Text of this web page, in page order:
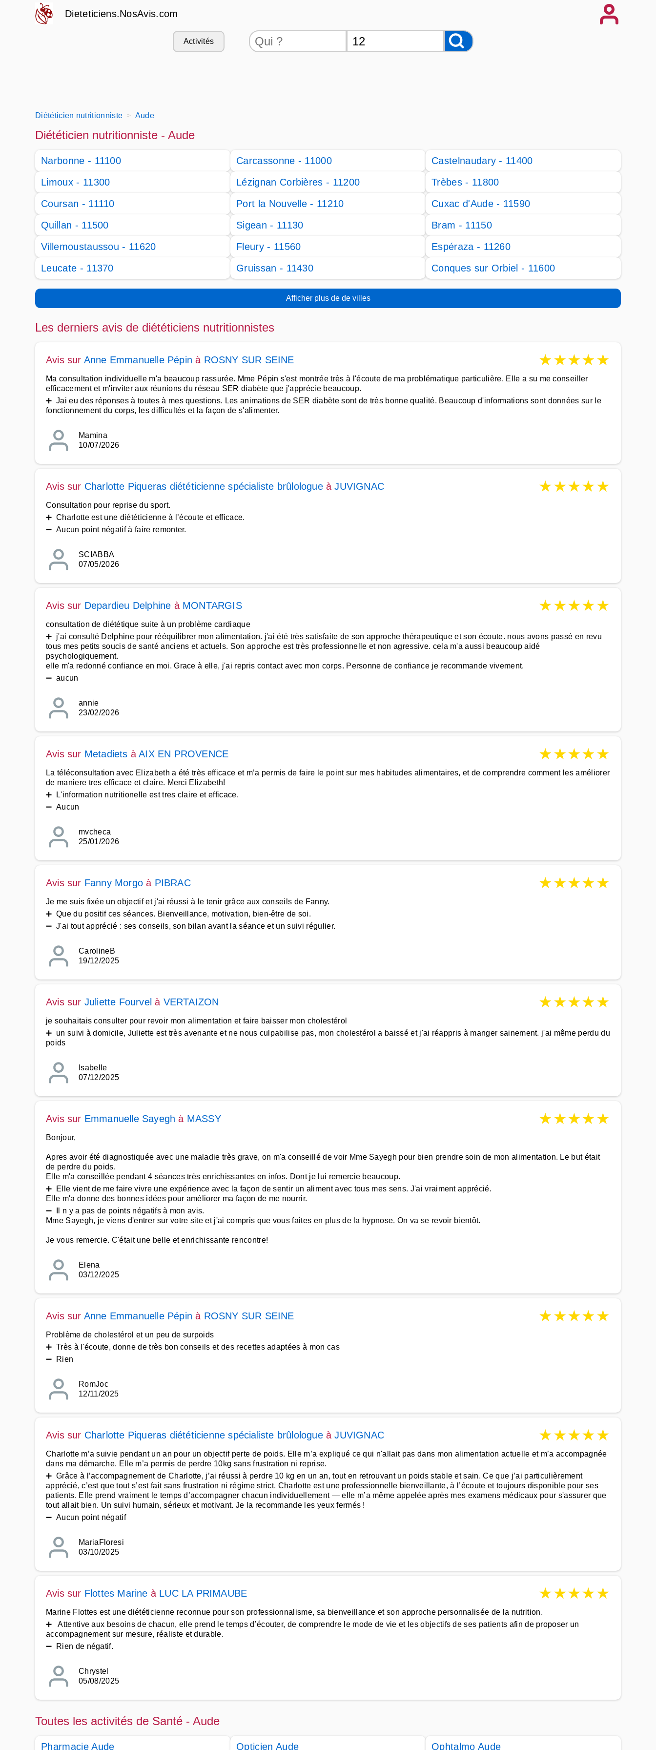
Dieteticiens.NosAvis.com
Activités
Diététicien nutritionniste Aude
Diététicien nutritionniste - Aude
Narbonne - 11100 Carcassonne - 11000
Castelnaudary - 11400
Limoux - 11300
Lézignan Corbières - 11200
Trèbes - 11800
Coursan - 11110
Port la Nouvelle - 11210
Cuxac d'Aude - 11590
Quillan - 11500
Sigean - 11130
Bram - 11150
Villemoustaussou - 11620
Fleury - 11560
Espéraza - 11260
Leucate - 11370
Gruissan - 11430 Conques sur Orbiel - 11600
Afficher plus de de villes
Les derniers avis de diététiciens nutritionnistes
Avis sur Anne Emmanuelle Pépin à ROSNY SUR SEINE ★★★★★
Ma consultation individuelle m'a beaucoup rassurée. Mme Pépin s'est montrée très à l'écoute de ma problématique particulière. Elle a su me conseiller
efficacement et m'inviter aux réunions du réseau SER diabète que j'apprécie beaucoup.
➕ Jai eu des réponses à toutes à mes questions. Les animations de SER diabète sont de très bonne qualité. Beaucoup d'informations sont données sur le
fonctionnement du corps, les difficultés et la façon de s'alimenter.
Mamina
10/07/2026
Avis sur Charlotte Piqueras diététicienne spécialiste brûlologueàJUVIGNAC ★★★★★
Consultation pour reprise du sport.
➕ Charlotte est une diététicienne à l’écoute et efficace.
➖ Aucun point négatif à faire remonter.
SCIABBA
07/05/2026
Avis sur Depardieu Delphine à MONTARGIS ★★★★★
consultation de diététique suite à un problème cardiaque
➕ j'ai consulté Delphine pour rééquilibrer mon alimentation. j'ai été très satisfaite de son approche thérapeutique et son écoute. nous avons passé en revu
tous mes petits soucis de santé anciens et actuels. Son approche est très professionnelle et non agressive. cela m'a aussi beaucoup aidé
psychologiquement.
elle m'a redonné confiance en moi. Grace à elle, j'ai repris contact avec mon corps. Personne de confiance je recommande vivement.
➖ aucun
annie
23/02/2026
Avis sur Metadiets àAIX EN PROVENCE ★★★★★
La téléconsultation avec Elizabeth a été très efficace et m’a permis de faire le point sur mes habitudes alimentaires, et de comprendre comment les améliorer
de maniere tres efficace et claire. Merci Elizabeth!
➕ L'information nutritionelle est tres claire et efficace.
➖ Aucun
mvcheca
25/01/2026
Avis sur Fanny Morgo à PIBRAC ★★★★★
Je me suis fixée un objectif et j'ai réussi à le tenir grâce aux conseils de Fanny.
➕ Que du positif ces séances. Bienveillance, motivation, bien-être de soi.
➖ J'ai tout apprécié : ses conseils, son bilan avant la séance et un suivi régulier.
CarolineB
19/12/2025
Avis sur Juliette Fourvel à VERTAIZON ★★★★★
je souhaitais consulter pour revoir mon alimentation et faire baisser mon cholestérol
➕ un suivi à domicile, Juliette est très avenante et ne nous culpabilise pas, mon cholestérol a baissé et j'ai réappris à manger sainement. j'ai même perdu du
poids
Isabelle
07/12/2025
Avis sur Emmanuelle Sayegh à MASSY ★★★★★
Bonjour,
Apres avoir été diagnostiquée avec une maladie très grave, on m'a conseillé de voir Mme Sayegh pour bien prendre soin de mon alimentation. Le but était
de perdre du poids.
Elle m'a conseillée pendant 4 séances très enrichissantes en infos. Dont je lui remercie beaucoup.
➕ Elle vient de me faire vivre une expérience avec la façon de sentir un aliment avec tous mes sens. J'ai vraiment apprécié.
Elle m'a donne des bonnes idées pour améliorer ma façon de me nourrir.
➖ Il n y a pas de points négatifs à mon avis.
Mme Sayegh, je viens d'entrer sur votre site et j'ai compris que vous faites en plus de la hypnose. On va se revoir bientôt.
Je vous remercie. C'était une belle et enrichissante rencontre!
Elena
03/12/2025
Avis sur Anne Emmanuelle Pépin à ROSNY SUR SEINE ★★★★★
Problème de cholestérol et un peu de surpoids
➕ Très à l'écoute, donne de très bon conseils et des recettes adaptées à mon cas
➖ Rien
RomJoc
12/11/2025
Avis sur Charlotte Piqueras diététicienne spécialiste brûlologueàJUVIGNAC ★★★★★
Charlotte m’a suivie pendant un an pour un objectif perte de poids. Elle m’a expliqué ce qui n'allait pas dans mon alimentation actuelle et m’a accompagnée
dans ma démarche. Elle m’a permis de perdre 10kg sans frustration ni reprise.
➕ Grâce à l’accompagnement de Charlotte, j’ai réussi à perdre 10 kg en un an, tout en retrouvant un poids stable et sain. Ce que j’ai particulièrement
apprécié, c’est que tout s’est fait sans frustration ni régime strict. Charlotte est une professionnelle bienveillante, à l’écoute et toujours disponible pour ses
patients. Elle prend vraiment le temps d’accompagner chacun individuellement — elle m’a même appelée après mes examens médicaux pour s'assurer que
tout allait bien. Un suivi humain, sérieux et motivant. Je la recommande les yeux fermés !
➖ Aucun point négatif
MariaFloresi
03/10/2025
Avis sur Flottes Marine à LUC LA PRIMAUBE ★★★★★
Marine Flottes est une diététicienne reconnue pour son professionnalisme, sa bienveillance et son approche personnalisée de la nutrition.
➕ Attentive aux besoins de chacun, elle prend le temps d’écouter, de comprendre le mode de vie et les objectifs de ses patients afin de proposer un
accompagnement sur mesure, réaliste et durable.
➖ Rien de négatif.
Chrystel
05/08/2025
Toutes les activités de Santé - Aude
Pharmacie Aude Opticien Aude Ophtalmo Aude